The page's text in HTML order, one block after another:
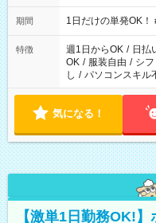
▼18:00～21:00
期間 1日だけの単発OK
特徴 週1日からOK / 日払
OK / 服装自由 / シ
し / パソコンスキル
気になる！
【激単1日勤務OK!